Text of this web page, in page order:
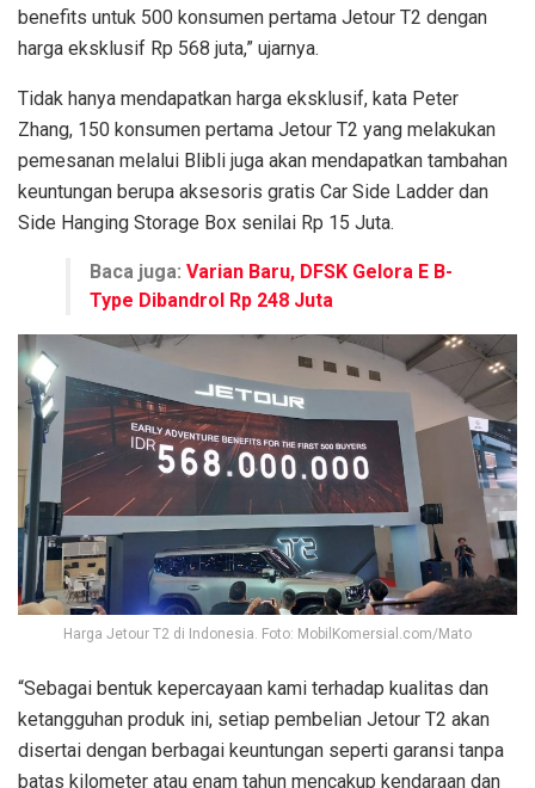
benefits untuk 500 konsumen pertama Jetour T2 dengan
harga eksklusif Rp 568 juta,” ujarnya.
Tidak hanya mendapatkan harga eksklusif, kata Peter
Zhang, 150 konsumen pertama Jetour T2 yang melakukan
pemesanan melalui Blibli juga akan mendapatkan tambahan
keuntungan berupa aksesoris gratis Car Side Ladder dan
Side Hanging Storage Box senilai Rp 15 Juta.
Baca juga: Varian Baru, DFSK Gelora E B-
Type Dibandrol Rp 248 Juta
Harga Jetour T2 di Indonesia. Foto: MobilKomersial.com/Mato
“Sebagai bentuk kepercayaan kami terhadap kualitas dan
ketangguhan produk ini, setiap pembelian Jetour T2 akan
disertai dengan berbagai keuntungan seperti garansi tanpa
batas kilometer atau enam tahun mencakup kendaraan dan